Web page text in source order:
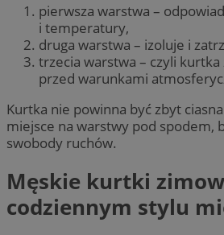
pierwsza warstwa –
i temperatury,
druga warstwa – izoluje i
trzecia warstwa – czyli
przed warunkami
Kurtka nie powinna być zbyt
miejsce na warstwy pod spodem,
swobody ruchów.
Męskie kurtki
codziennym stylu